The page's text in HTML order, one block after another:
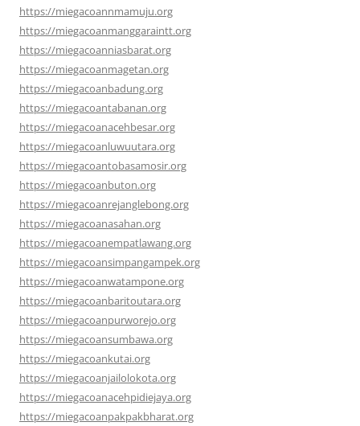
https://miegacoannmamuju.org
https://miegacoanmanggaraintt.org
https://miegacoanniasbarat.org
https://miegacoanmagetan.org
https://miegacoanbadung.org
https://miegacoantabanan.org
https://miegacoanacehbesar.org
https://miegacoanluwuutara.org
https://miegacoantobasamosir.org
https://miegacoanbuton.org
https://miegacoanrejanglebong.org
https://miegacoanasahan.org
https://miegacoanempatlawang.org
https://miegacoansimpangampek.org
https://miegacoanwatampone.org
https://miegacoanbaritoutara.org
https://miegacoanpurworejo.org
https://miegacoansumbawa.org
https://miegacoankutai.org
https://miegacoanjailolokota.org
https://miegacoanacehpidiejaya.org
https://miegacoanpakpakbharat.org